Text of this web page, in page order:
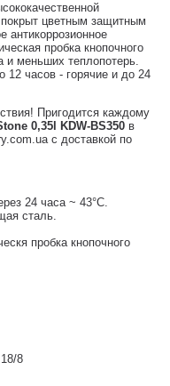
цветным защитным
антикоррозионное
пробка кнопочного
и меньших теплопотерь.
12 часов - горячие и до 24
Пригодится каждому
0,35l KDW-BS350 в
с доставкой по
24 часа ~ 43°C.
сталь.
пробка кнопочного
8